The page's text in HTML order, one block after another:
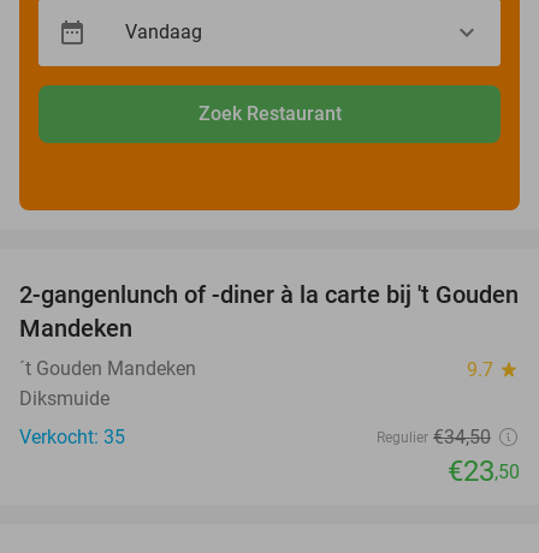
Zoek Restaurant
32%
2-gangenlunch of -diner à la carte bij 't Gouden
Mandeken
´t Gouden Mandeken 9.7 star
Diksmuide
Verkocht: 35
Regulier €34,50
€23,50